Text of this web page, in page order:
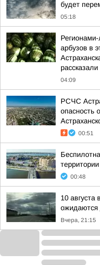
будет
05:18
арбузов в
04:09
РСЧС
опасность
00:51
00:48
10 августа
ожидаются
Вчера, 21:15